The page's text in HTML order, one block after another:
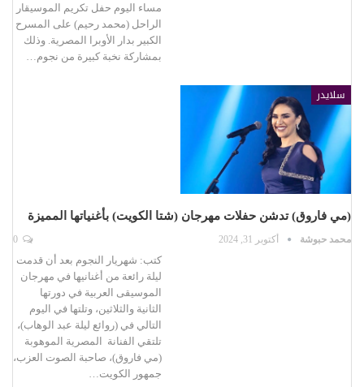
مساء اليوم حفل تكريم الموسيقار
الراحل (محمد رحيم) على المسرح
الكبير بدار الأوبرا المصرية. وذلك
بمشاركة نخبة كبيرة من نجوم…
سلايدر
(مي فاروق) تدشن حفلات مهرجان (شتا الكويت) بأغنياتها المميزة
محمد حبوشة أكتوبر 31, 2024
كتب: شهريار النجوم بعد أن قدمت
ليلة رائعة من أغنانيها في مهرجان
الموسيقى العربية في دورتها
الثانية والثلاثين، وتلتها في اليوم
التالي في (روائع ليلة عبد الوهاب)،
تلتقي الفنانة المصرية الموهوبة
(مي فاروق)، صاحبة الصوت العزب،
جمهور الكويت…